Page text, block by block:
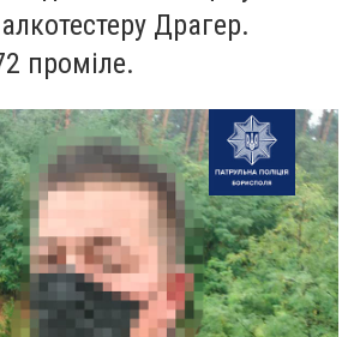
Драгер.
проміле.